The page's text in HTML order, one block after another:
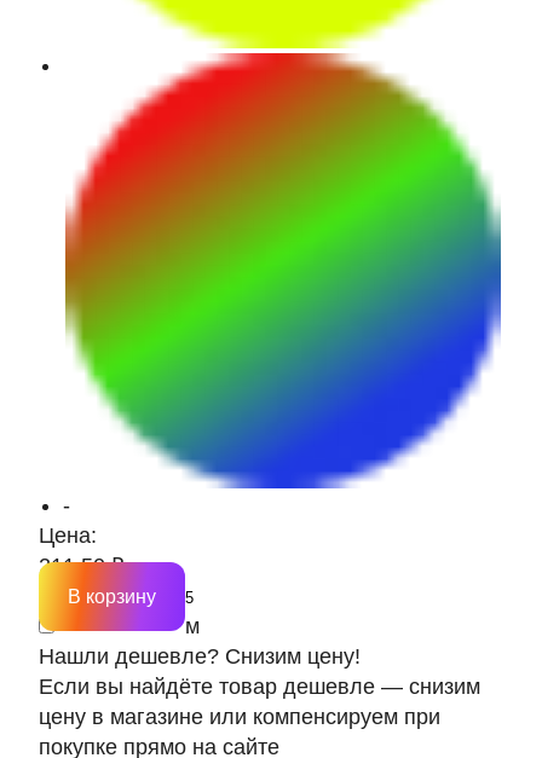
-
Цена:
211.50 ₽
м
В корзину
Нашли дешевле? Снизим цену!
Если вы найдёте товар дешевле — снизим
цену в магазине или компенсируем при
покупке прямо на сайте